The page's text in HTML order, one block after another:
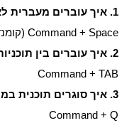
1. איך עוברים מעברית לאנגלית?
Command + Space (קומנד + רווח)
2. איך עוברים בין תוכניות?
Command + TAB
3. איך סוגרים תוכנית במק?
Command + Q